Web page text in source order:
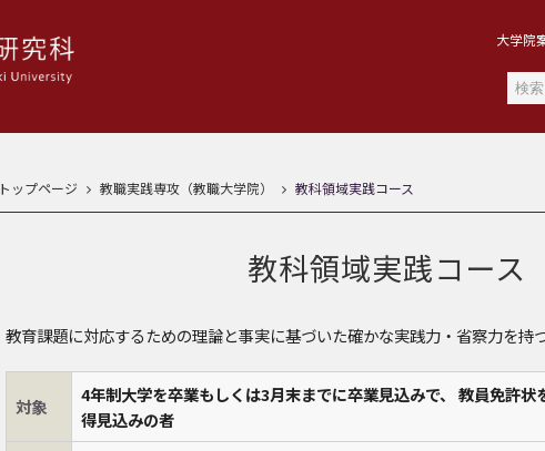
大学院
トップページ 教職実践専攻（教職大学院） 教科領域実践コース
教科領域実践コース
教育課題に対応するための理論と事実に基づいた確かな実践力・省察力を持
対象
4年制大学を卒業もしくは3月末までに卒業見込みで、 教員免許
得見込みの者